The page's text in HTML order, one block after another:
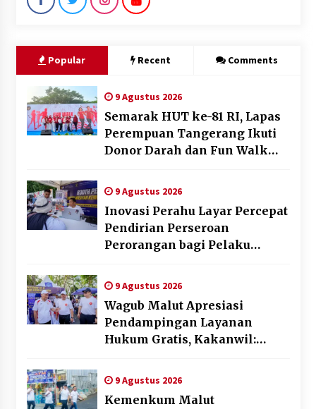
Popular Recent Comments
9 Agustus 2026
Semarak HUT ke-81 RI, Lapas
Perempuan Tangerang Ikuti
Donor Darah dan Fun Walk
Pemasyarakatan
9 Agustus 2026
Inovasi Perahu Layar Percepat
Pendirian Perseroan
Perorangan bagi Pelaku
9 Agustus 2026
Wagub Malut Apresiasi
Pendampingan Layanan
Hukum Gratis, Kakanwil:
Kini Rp0
9 Agustus 2026
Kemenkum Malut